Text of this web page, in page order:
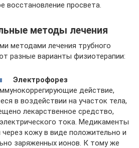
восстановление просвета.
методы лечения
методами лечения трубного
разные варианты физиотерапии:
Электрофорез
действие,
в воздействии на участок тела,
лекарственное средство,
тока. Медикаменты
через кожу в виде положительно и
заряженных ионов. К тому же